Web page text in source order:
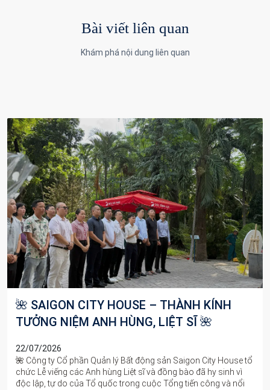
Bài viết liên quan
Khám phá nội dung liên quan
🎉 KHÉP LẠI HÀNH TRÌNH 06 THÁNG ĐẦU
NĂM – SẴN SÀNG BỨT PHÁ CHẶNG
13/07/2026
Vừa qua, Saigon City House đã tổ chức thành công buổi Tiệc
Tổng kết 06 tháng đầu năm 2026, đánh dấu một cột mốc ý
nghĩa trong hành trình phát triển của tập thể công ty.